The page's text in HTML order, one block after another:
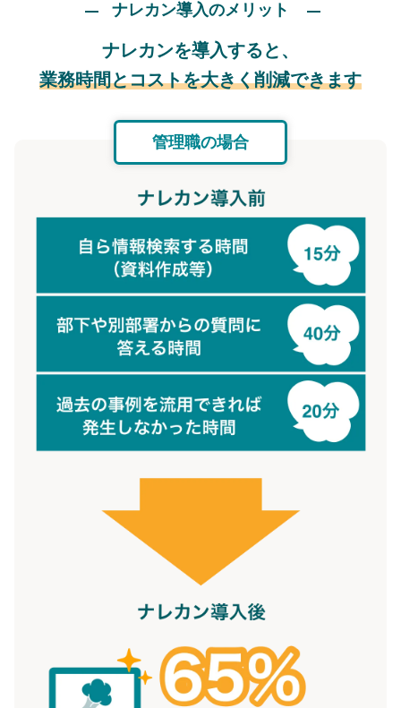
ナレカン導入のメリット
ナレカンを導入すると、
業務時間とコストを大きく削減できます
管理職の場合